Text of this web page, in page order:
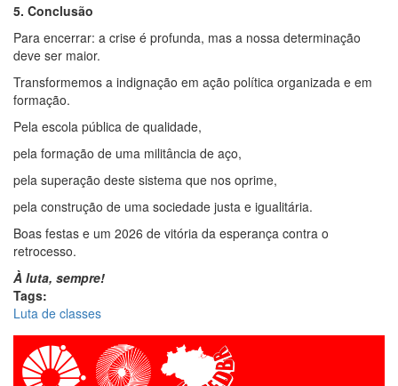
5. Conclusão
Para encerrar: a crise é profunda, mas a nossa determinação
deve ser maior.
Transformemos a indignação em ação política organizada e em
formação.
Pela escola pública de qualidade,
pela formação de uma militância de aço,
pela superação deste sistema que nos oprime,
pela construção de uma sociedade justa e igualitária.
Boas festas e um 2026 de vitória da esperança contra o
retrocesso.
À luta, sempre!
Tags:
Luta de classes